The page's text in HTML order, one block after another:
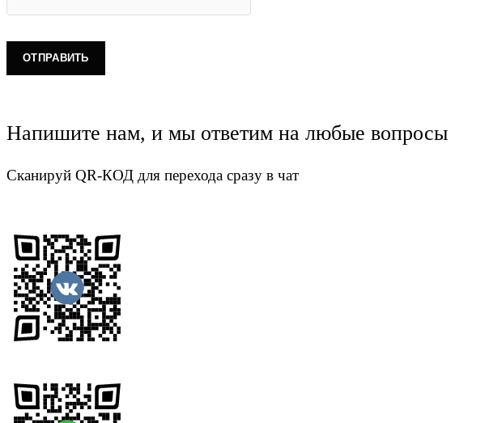
Напишите нам, и мы ответим на любые вопросы
Сканируй QR-КОД для перехода сразу в чат